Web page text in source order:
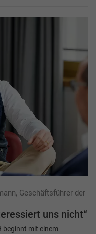
Geschäftsführer der
uns nicht“
beginnt mit einem